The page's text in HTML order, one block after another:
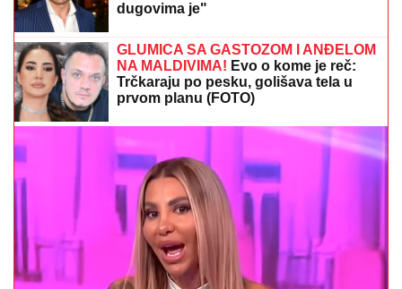
NAŠA PEVAČICA SE SRELA SA MILANOM
STANKOVIĆEM Otkrila detalje o pevaču koje javnost
ne zna, pomenula i njegov POVRATAK o kom svi
pričaju (VIDEO)
"ZLO ĆE SE PRETVARATI DA JE
DOBRO"Dea Đurđević iznenadila
objavom, voditeljka podelila savet:
"Kad god vidiš zlo, veruj da je zlo"
SANJA GRUJIĆ JE DRUGA OSOBA!
Pokazala šta radi posle raskida sa
Markom: Odavde NE IZLAZI, promene
na njoj bodu oči (FOTO)